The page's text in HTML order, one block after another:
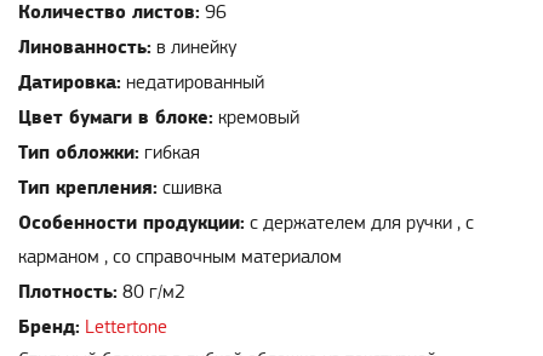
Количество листов: 96
Линованность: в линейку
Датировка: недатированный
Цвет бумаги в блоке: кремовый
Тип обложки: гибкая
Тип крепления: сшивка
Особенности продукции:
карманом , со справочным материалом
Плотность: 80 г/м2
Бренд: Lettertone